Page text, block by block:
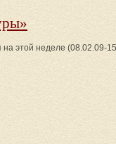
этой неделе (08.02.09-